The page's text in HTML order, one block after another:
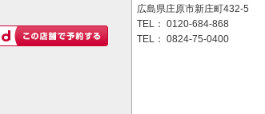
広島県庄原市新庄町432-5
TEL： 0120-684-868
TEL： 0824-75-0400